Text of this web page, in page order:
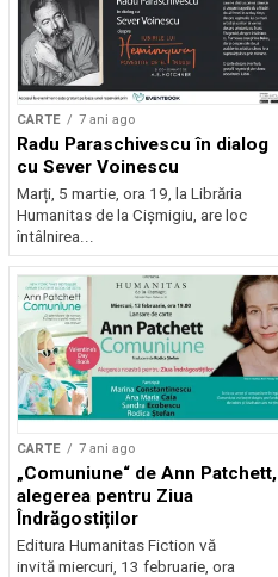
CARTE 7 ani ago
Radu Paraschivescu în dialog
cu Sever Voinescu
Marți, 5 martie, ora 19, la Librăria
Humanitas de la Cișmigiu, are loc
întâlnirea...
CARTE 7 ani ago
„Comuniune“ de Ann Patchett,
alegerea pentru Ziua
Îndrăgostiților
Editura Humanitas Fiction vă
invită miercuri, 13 februarie, ora